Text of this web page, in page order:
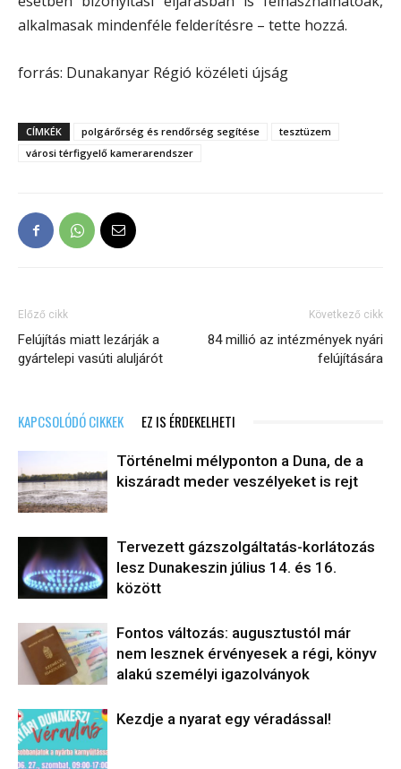
alkalmasak mindenféle felderítésre – tette hozzá.
forrás: Dunakanyar Régió közéleti újság
CÍMKÉK polgárőrség és rendőrség segítése
tesztüzem
városi térfigyelő kamerarendszer
Előző cikk
Felújítás miatt lezárják a
gyártelepi vasúti aluljárót
Következő cikk
84 millió az intézmények nyári
felújítására
KAPCSOLÓDÓ CIKKEK EZ IS ÉRDEKELHETI
Történelmi mélyponton a Duna, de a
kiszáradt meder veszélyeket is rejt
Tervezett gázszolgáltatás-korlátozás
lesz Dunakeszin július 14. és 16.
között
Fontos változás: augusztustól már
nem lesznek érvényesek a régi, könyv
alakú személyi igazolványok
Kezdje a nyarat egy véradással!